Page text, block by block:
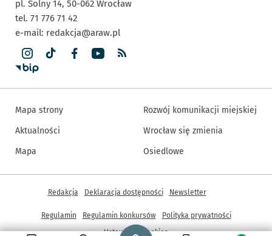
Strona główna - wroclaw.pl
pl. Solny 14, 50-062 Wrocław
tel. 71 776 71 42
e-mail: redakcja@araw.pl
Mapa strony
Aktualności
Mapa
Rozwój komunikacji miejskiej
Wrocław się zmienia
Osiedlowe
Inne informacje
Redakcja Deklaracja dostępności Newsletter
Regulamin Regulamin konkursów
Polityka prywatności
Ustawienia cookies